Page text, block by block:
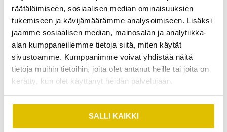
räätälöimiseen, sosiaalisen median ominaisuuksien
tukemiseen ja kävijämäärämme analysoimiseen. Lisäksi
jaamme sosiaalisen median, mainosalan ja analytiikka-
alan kumppaneillemme tietoja siitä, miten käytät
sivustoamme. Kumppanimme voivat yhdistää näitä
tietoja muihin tietoihin, joita olet antanut heille tai joita on
kerätty, kun olet käyttänyt heidän palvelujaan.
SALLI KAIKKI
Sulatustyön hinta määräytyy työn vaativuuden,
keston ja käytetyn kaluston mukaan. Hintaan
vaikuttavat jäätyneen alueen pituus, putkien
sijainti ja työn kiireellisyys. Viikonloppuisin ja
iltaisin tehtävät kiireelliset työt maksavat
enemmän kuin normaalina työaikana tehtävät
palvelut. Tarkan hinnan saat pyytämällä arvion
omaan tilanteeseesi.